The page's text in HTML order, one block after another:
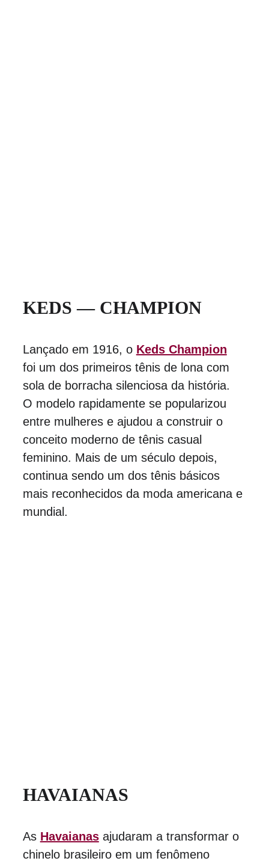
KEDS — CHAMPION
Lançado em 1916, o Keds Champion
foi um dos primeiros tênis de lona com
sola de borracha silenciosa da história.
O modelo rapidamente se popularizou
entre mulheres e ajudou a construir o
conceito moderno de tênis casual
feminino. Mais de um século depois,
continua sendo um dos tênis básicos
mais reconhecidos da moda americana e
mundial.
HAVAIANAS
As Havaianas ajudaram a transformar o
chinelo brasileiro em um fenômeno